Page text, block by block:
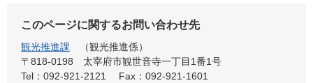
このページに関するお問い合わせ先
観光推進課
観光推進係
〒818-0198
太宰府市観世音寺一丁目1番1号
Tel：092-921-2121
Fax：092-921-1601